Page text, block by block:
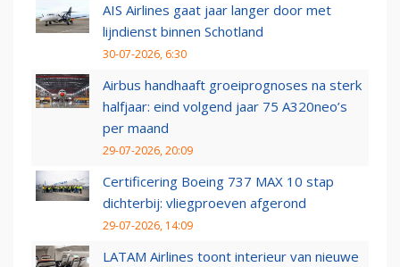
AIS Airlines gaat jaar langer door met
lijndienst binnen Schotland
30-07-2026, 6:30
Airbus handhaaft groeiprognoses na sterk
halfjaar: eind volgend jaar 75 A320neo’s
per maand
29-07-2026, 20:09
Certificering Boeing 737 MAX 10 stap
dichterbij: vliegproeven afgerond
29-07-2026, 14:09
LATAM Airlines toont interieur van nieuwe